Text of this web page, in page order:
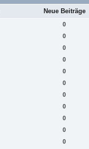
Neue Beiträge
0
0
0
0
0
0
0
0
0
0
0